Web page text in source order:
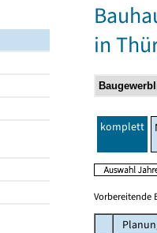
in
komplett
Vorbereitende